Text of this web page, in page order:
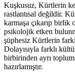
Kuşkusuz, Kürtlerin
rastlantısal değildir.
karmaşa çıkarıp birlik
psikolojik etken
şüphesiz Kürtlerin
Dolayısıyla farklı
birbirinden ayrı
hazırlamıştır.